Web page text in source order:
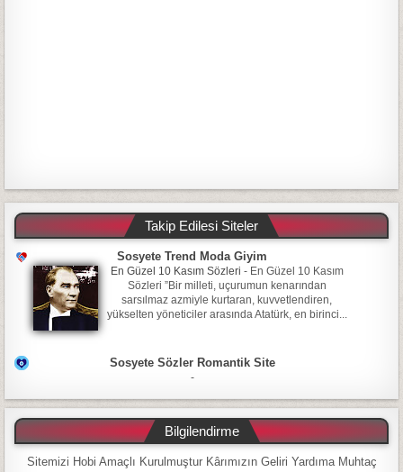
Takip Edilesi Siteler
Sosyete Trend Moda Giyim
En Güzel 10 Kasım Sözleri - En Güzel 10 Kasım
Sözleri ”Bir milleti, uçurumun kenarından
sarsılmaz azmiyle kurtaran, kuvvetlendiren,
yükselten yöneticiler arasında Atatürk, en birinci...
Sosyete Sözler Romantik Site
-
Bilgilendirme
Sitemizi Hobi Amaçlı Kurulmuştur Kârımızın Geliri Yardıma Muhtaç